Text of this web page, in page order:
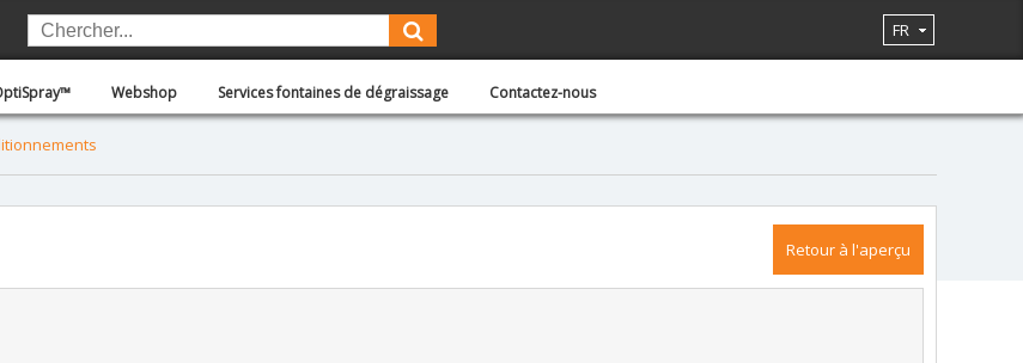
FR
Webshop Services fontaines de dégraissage Contactez-nous
Retour à l'aperçu